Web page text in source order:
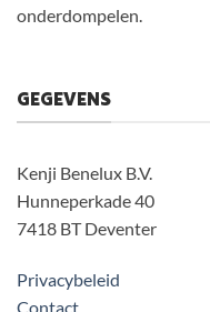
onderdompelen.
GEGEVENS
Kenji Benelux B.V.
Hunneperkade 40
7418 BT Deventer
Privacybeleid
Contact